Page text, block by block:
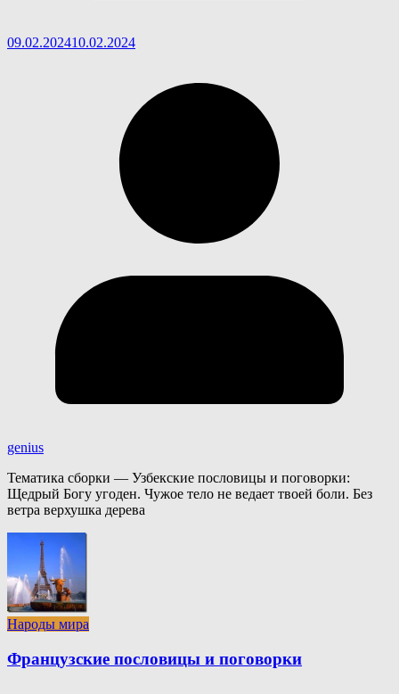
09.02.202410.02.2024
genius
Тематика сборки — Узбекские пословицы и поговорки:
Щедрый Богу угоден. Чужое тело не ведает твоей боли. Без
ветра верхушка дерева
Народы мира
Французские пословицы и поговорки